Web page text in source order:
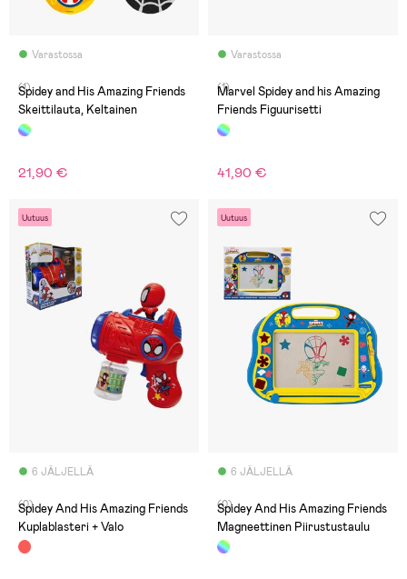
Varastossa
(1)
Spidey and His Amazing Friends
Skeittilauta, Keltainen
21,90 €
Varastossa
(1)
Marvel Spidey and his Amazing
Friends Figuurisetti
41,90 €
Uutuus
6 JÄLJELLÄ
(0)
Spidey And His Amazing Friends
Kuplablasteri + Valo
Uutuus
6 JÄLJELLÄ
(0)
Spidey And His Amazing Friends
Magneettinen Piirustustaulu